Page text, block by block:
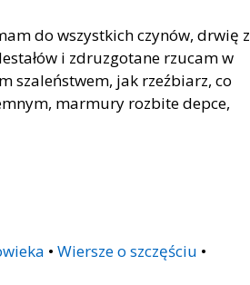
do wszyst­kich czy­nów, drwię z
i zdru­zgo­ta­ne rzu­cam w
sza­leń­stwem, jak rzeź­biarz, co
mar­mu­ry roz­bi­te dep­ce,
• Wiersze o szczęściu •